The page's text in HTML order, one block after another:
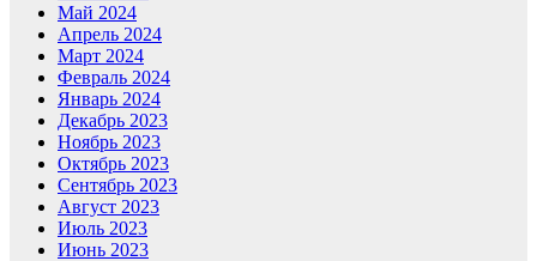
Май 2024
Апрель 2024
Март 2024
Февраль 2024
Январь 2024
Декабрь 2023
Ноябрь 2023
Октябрь 2023
Сентябрь 2023
Август 2023
Июль 2023
Июнь 2023